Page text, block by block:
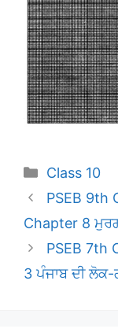
Categories
Class 10
PSEB 9th
Chapter 8
PSEB 7th
3 ਪੰਜਾਬ ਦੀ